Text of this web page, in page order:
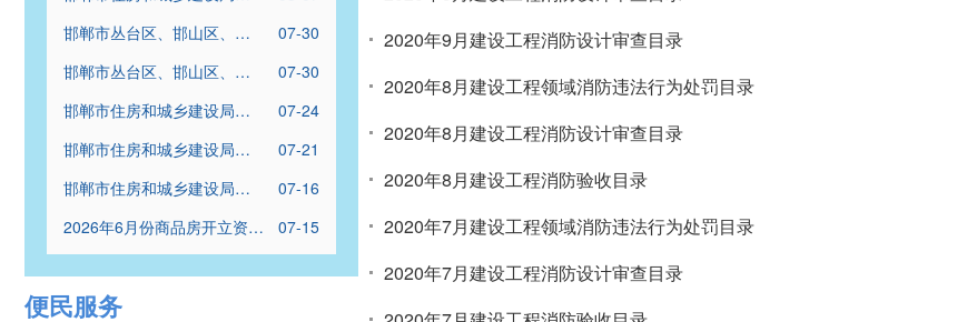
公司等21家建筑业企业资质
核查情况的通报
邯郸市丛台区、邯山区、复
房普通批配租结果公示名单
07-30
邯郸市丛台区、邯山区、复
房优先批配租结果公示名单
07-30
邯郸市住房和城乡建设局关
公司等13家建筑业企业资质
核查情况的通报
07-24
邯郸市住房和城乡建设局关
业资质和施工图审查机构资
格“双随机、一公开”联合检查
工作的通知
07-21
邯郸市住房和城乡建设局关
公司等10家建筑业企业资质
核查情况的通报
07-16
2026年6月份商品房开立资金
监管账户明细
07-15
便民服务
2020年9月建设工程消防设计审查目录
2020年8月建设工程领域消防违法行为处罚目录
2020年8月建设工程消防设计审查目录
2020年8月建设工程消防验收目录
2020年7月建设工程领域消防违法行为处罚目录
2020年7月建设工程消防设计审查目录